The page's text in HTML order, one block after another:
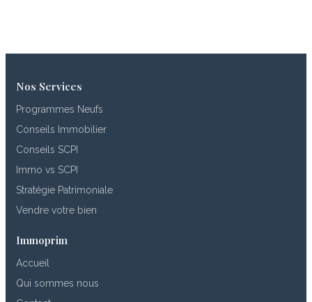
Nos Services
Programmes Neufs
Conseils Immobilier
Conseils SCPI
Immo vs SCPI
Stratégie Patrimoniale
Vendre votre bien
Immoprim
Accueil
Qui sommes nous